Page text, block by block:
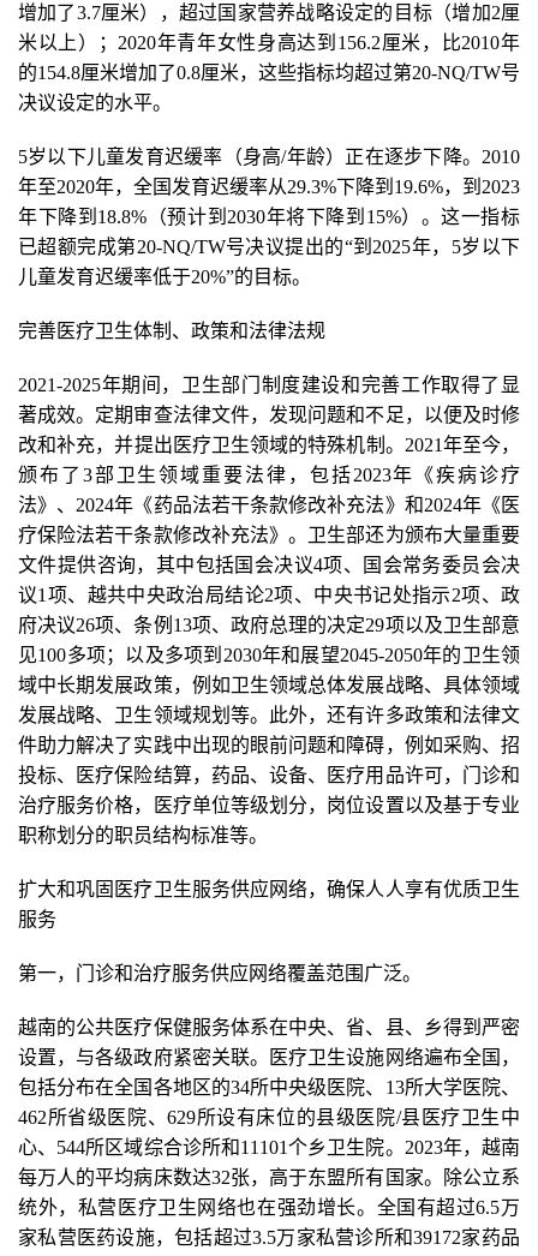
增加了3.7厘米），超过国家营养战略设定的目标（增加2厘
米以上）；2020年青年女性身高达到156.2厘米，比2010年
的154.8厘米增加了0.8厘米，这些指标均超过第20-NQ/TW号
决议设定的水平。
5岁以下儿童发育迟缓率（身高/年龄）正在逐步下降。2010
年至2020年，全国发育迟缓率从29.3%下降到19.6%，到2023
年下降到18.8%（预计到2030年将下降到15%）。这一指标
已超额完成第20-NQ/TW号决议提出的“到2025年，5岁以下
儿童发育迟缓率低于20%”的目标。
完善医疗卫生体制、政策和法律法规
2021-2025年期间，卫生部门制度建设和完善工作取得了显
著成效。定期审查法律文件，发现问题和不足，以便及时修
改和补充，并提出医疗卫生领域的特殊机制。2021年至今，
颁布了3部卫生领域重要法律，包括2023年《疾病诊疗
法》、2024年《药品法若干条款修改补充法》和2024年《医
疗保险法若干条款修改补充法》。卫生部还为颁布大量重要
文件提供咨询，其中包括国会决议4项、国会常务委员会决
议1项、越共中央政治局结论2项、中央书记处指示2项、政
府决议26项、条例13项、政府总理的决定29项以及卫生部意
见100多项；以及多项到2030年和展望2045-2050年的卫生领
域中长期发展政策，例如卫生领域总体发展战略、具体领域
发展战略、卫生领域规划等。此外，还有许多政策和法律文
件助力解决了实践中出现的眼前问题和障碍，例如采购、招
投标、医疗保险结算，药品、设备、医疗用品许可，门诊和
治疗服务价格，医疗单位等级划分，岗位设置以及基于专业
职称划分的职员结构标准等。
扩大和巩固医疗卫生服务供应网络，确保人人享有优质卫生
服务
第一，门诊和治疗服务供应网络覆盖范围广泛。
越南的公共医疗保健服务体系在中央、省、县、乡得到严密
设置，与各级政府紧密关联。医疗卫生设施网络遍布全国，
包括分布在全国各地区的34所中央级医院、13所大学医院、
462所省级医院、629所设有床位的县级医院/县医疗卫生中
心、544所区域综合诊所和11101个乡卫生院。2023年，越南
每万人的平均病床数达32张，高于东盟所有国家。除公立系
统外，私营医疗卫生网络也在强劲增长。全国有超过6.5万
家私营医药设施，包括超过3.5万家私营诊所和39172家药品